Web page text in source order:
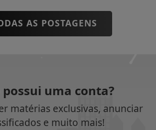
AS POSTAGENS
possui uma conta?
matérias exclusivas, anunciar
e muito mais!